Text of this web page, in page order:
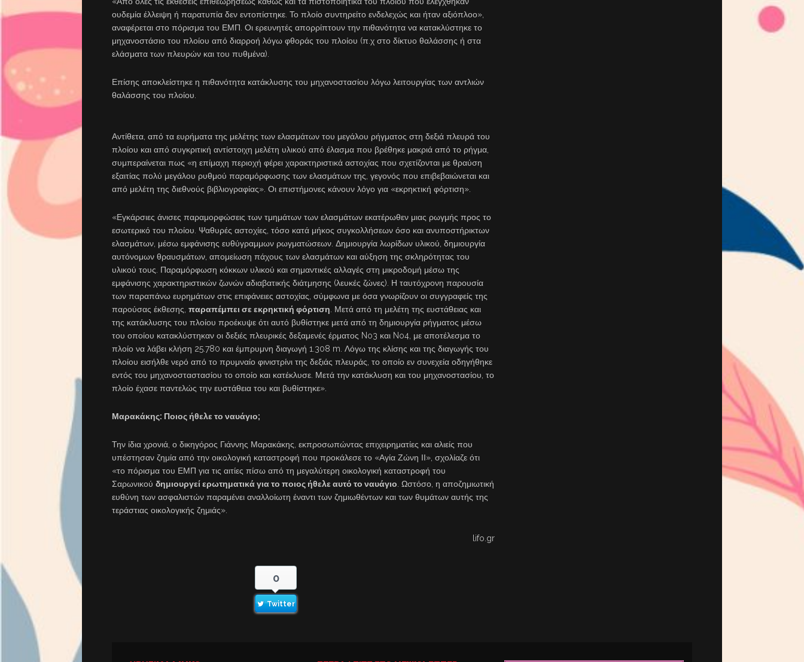
ουδεμία έλλειψη ή παρατυπία δεν εντοπίστηκε. Το πλοίο συντηρείτο ενδελεχώς και ήταν αξιόπλοο»,
αναφέρεται στο πόρισμα του ΕΜΠ. Οι ερευνητές απορρίπτουν την πιθανότητα να κατακλύστηκε το
μηχανοστάσιο του πλοίου από διαρροή λόγω φθοράς του πλοίου (π.χ στο δίκτυο θαλάσσης ή στα
ελάσματα των πλευρών και του πυθμένα).
Επίσης αποκλείστηκε η πιθανότητα κατάκλυσης του μηχανοστασίου λόγω λειτουργίας των αντλιών
θαλάσσης του πλοίου.
Αντίθετα, από τα ευρήματα της μελέτης των ελασμάτων του μεγάλου ρήγματος στη δεξιά πλευρά του
πλοίου και από συγκριτική αντίστοιχη μελέτη υλικού από έλασμα που βρέθηκε μακριά από το ρήγμα,
συμπεραίνεται πως «η επίμαχη περιοχή φέρει χαρακτηριστικά αστοχίας που σχετίζονται με θραύση
εξαιτίας πολύ μεγάλου ρυθμού παραμόρφωσης των ελασμάτων της, γεγονός που επιβεβαιώνεται και
από μελέτη της διεθνούς βιβλιογραφίας». Οι επιστήμονες κάνουν λόγο για «εκρηκτική φόρτιση».
«Εγκάρσιες άνισες παραμορφώσεις των τμημάτων των ελασμάτων εκατέρωθεν μιας ρωγμής προς το
εσωτερικό του πλοίου. Ψαθυρές αστοχίες, τόσο κατά μήκος συγκολλήσεων όσο και ανυποστήρικτων
ελασμάτων, μέσω εμφάνισης ευθύγραμμων ρωγματώσεων. Δημιουργία λωρίδων υλικού, δημιουργία
αυτόνομων θραυσμάτων, απομείωση πάχους των ελασμάτων και αύξηση της σκληρότητας του
υλικού τους. Παραμόρφωση κόκκων υλικού και σημαντικές αλλαγές στη μικροδομή μέσω της
εμφάνισης χαρακτηριστικών ζωνών αδιαβατικής διάτμησης (λευκές ζώνες). Η ταυτόχρονη παρουσία
των παραπάνω ευρημάτων στις επιφάνειες αστοχίας, σύμφωνα με όσα γνωρίζουν οι συγγραφείς της
παρούσας έκθεσης, παραπέμπει σε εκρηκτική φόρτιση . Μετά από τη μελέτη της ευστάθειας και
της κατάκλυσης του πλοίου προέκυψε ότι αυτό βυθίστηκε μετά από τη δημιουργία ρήγματος μέσω
του οποίου κατακλύστηκαν οι δεξιές πλευρικές δεξαμενές έρματος No3 και No4, με αποτέλεσμα το
πλοίο να λάβει κλήση 25.780 και έμπρυμνη διαγωγή 1.308 m. Λόγω της κλίσης και της διαγωγής του
πλοίου εισήλθε νερό από το πρυμναίο φινιστρίνι της δεξιάς πλευράς, το οποίο εν συνεχεία οδηγήθηκε
εντός του μηχανοσταστασίου το οποίο και κατέκλυσε. Μετά την κατάκλυση και του μηχανοστασίου, το
πλοίο έχασε παντελώς την ευστάθεια του και βυθίστηκε».
Μαρακάκης: Ποιος ήθελε το ναυάγιο;
Την ίδια χρονιά, ο δικηγόρος Γιάννης Μαρακάκης, εκπροσωπώντας επιχειρηματίες και αλιείς που
υπέστησαν ζημία από την οικολογική καταστροφή που προκάλεσε το «Αγία Ζώνη ΙΙ», σχολίαζε ότι
«το πόρισμα του ΕΜΠ για τις αιτίες πίσω από τη μεγαλύτερη οικολογική καταστροφή του
Σαρωνικού δημιουργεί ερωτηματικά για το ποιος ήθελε αυτό το ναυάγιο . Ωστόσο, η αποζημιωτική
ευθύνη των ασφαλιστών παραμένει αναλλοίωτη έναντι των ζημιωθέντων και των θυμάτων αυτής της
τεράστιας οικολογικής ζημιάς».
lifo.gr
0
Twitter